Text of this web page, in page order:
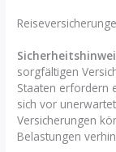
sorgfältigen
Staaten erfordern
sich vor
Versicherungen
Belastungen